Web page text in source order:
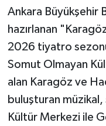
Ankara Büyükşehir
hazırlanan
2026 tiyatro
Somut Olmayan
alan Karagöz ve
buluşturan
Kültür Merkezi ile